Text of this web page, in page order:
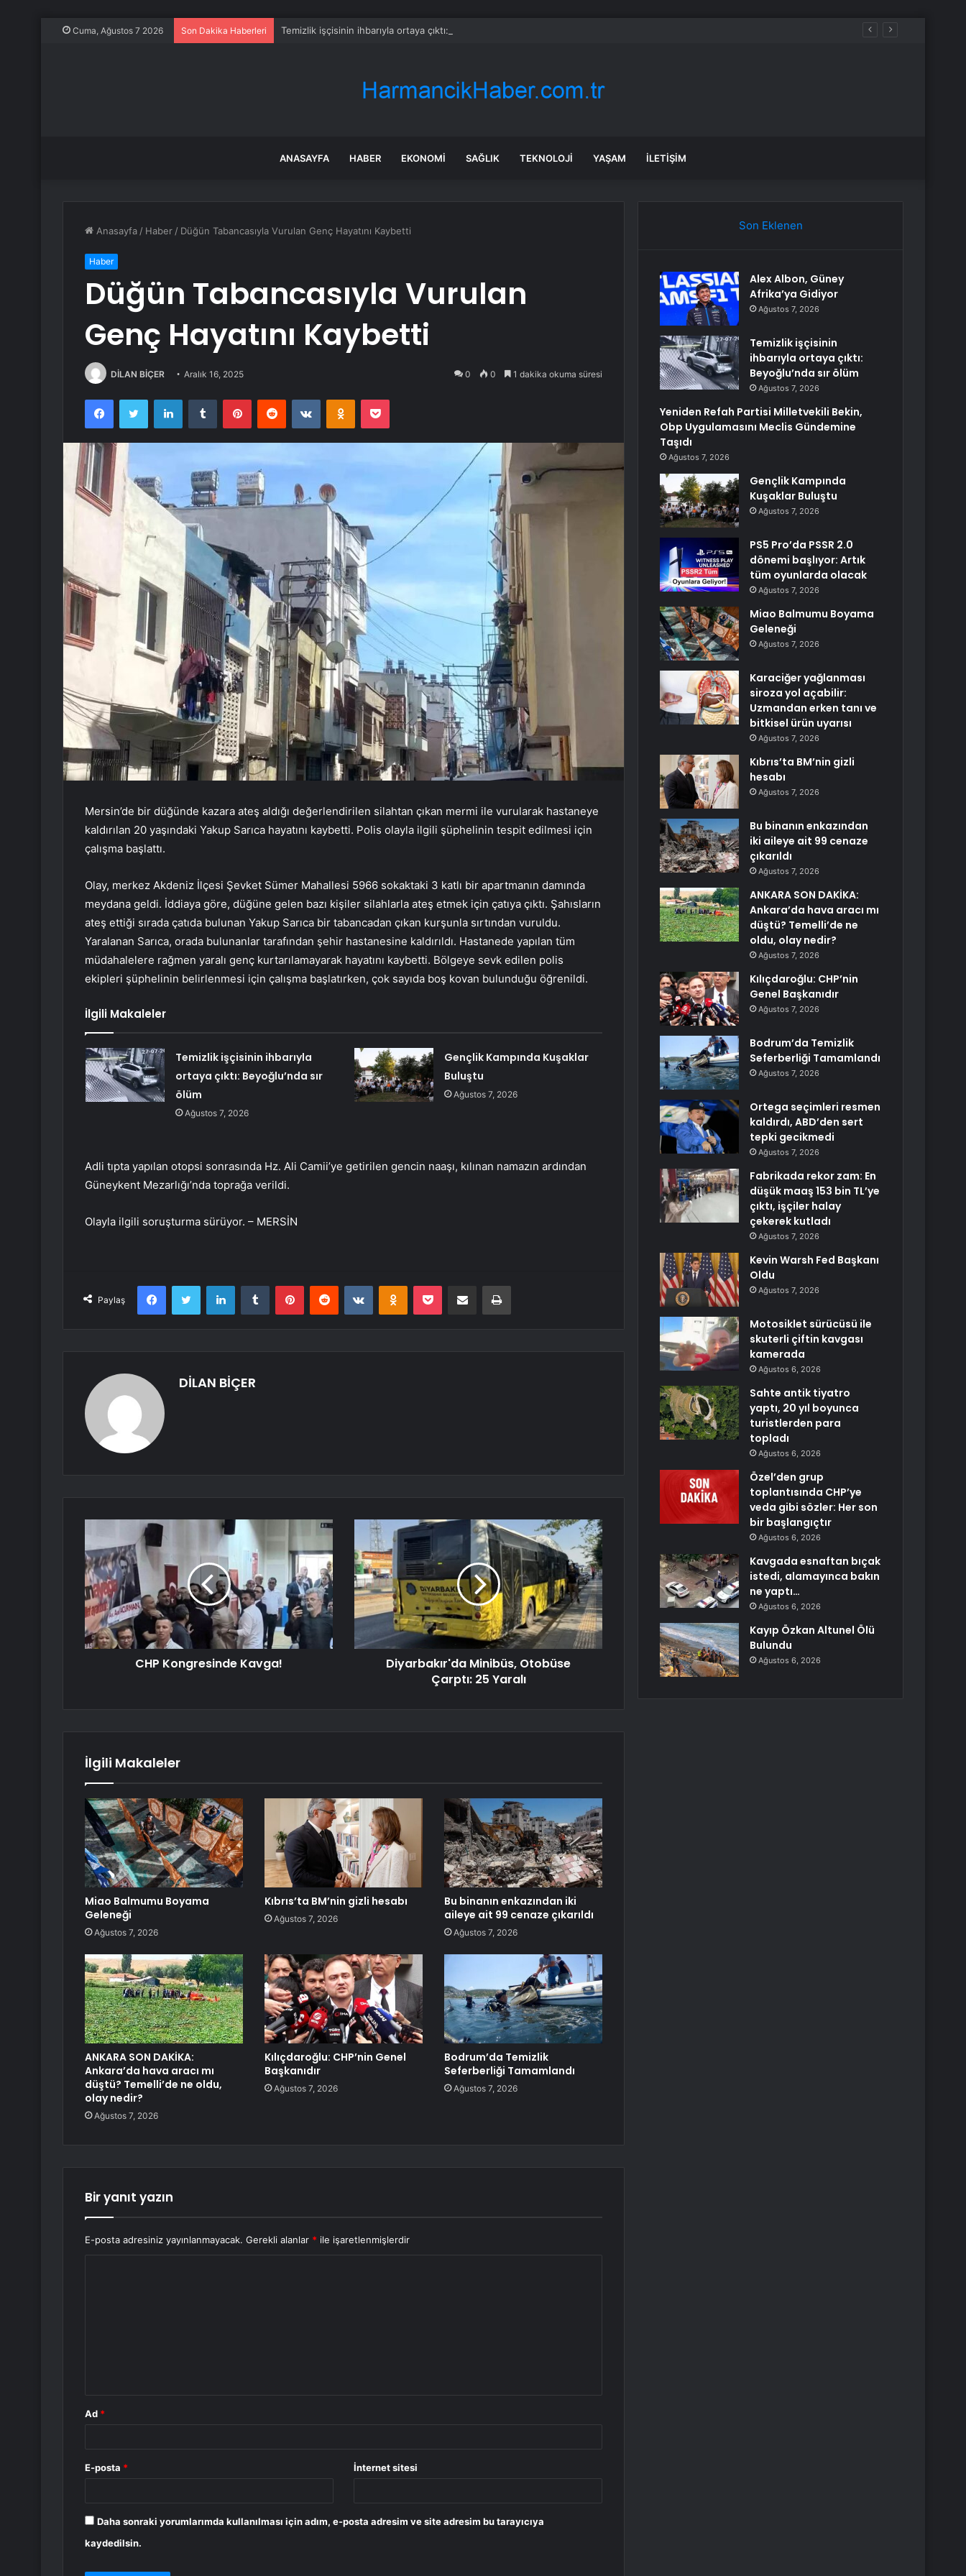
Cuma, Ağustos 7 2026 Son Dakika Haberleri Temizlik işçisinin ihbarıyla ortaya çıktı: Beyoğlu’nda sır ölüm
ANASAYFA HABER EKONOMI SAĞLIK TEKNOLOJI YAŞAM İLETIŞIM
Anasayfa / Haber / Düğün Tabancasıyla Vurulan Genç Hayatını Kaybetti
Haber
Düğün Tabancasıyla Vurulan
Genç Hayatını Kaybetti
DİLAN BİÇER Aralık 16, 2025 0 0 1 dakika okuma süresi
FacebookTwitter LinkedInTumblr PinterestReddit VKontakteOdnoklassniki
Pocket
Mersin’de bir düğünde kazara ateş aldığı değerlendirilen silahtan çıkan mermi ile vurularak hastaneye
kaldırılan 20 yaşındaki Yakup Sarıca hayatını kaybetti. Polis olayla ilgili şüphelinin tespit edilmesi için
çalışma başlattı.
Olay, merkez Akdeniz İlçesi Şevket Sümer Mahallesi 5966 sokaktaki 3 katlı bir apartmanın damında
meydana geldi. İddiaya göre, düğüne gelen bazı kişiler silahlarla ateş etmek için çatıya çıktı. Şahısların
ateş ettiği sırada çatıda bulunan Yakup Sarıca bir tabancadan çıkan kurşunla sırtından vuruldu.
Yaralanan Sarıca, orada bulunanlar tarafından şehir hastanesine kaldırıldı. Hastanede yapılan tüm
müdahalelere rağmen yaralı genç kurtarılamayarak hayatını kaybetti. Bölgeye sevk edilen polis
ekipleri şüphelinin belirlenmesi için çalışma başlatırken, çok sayıda boş kovan bulunduğu öğrenildi.
İlgili Makaleler
Temizlik işçisinin ihbarıyla
ortaya çıktı: Beyoğlu’nda sır
ölüm
Ağustos 7, 2026
Gençlik Kampında Kuşaklar
Buluştu
Ağustos 7, 2026
Adli tıpta yapılan otopsi sonrasında Hz. Ali Camii’ye getirilen gencin naaşı, kılınan namazın ardından
Güneykent Mezarlığı’nda toprağa verildi.
Olayla ilgili soruşturma sürüyor. – MERSİN
Paylaş
FacebookTwitter LinkedInTumblr PinterestReddit VKontakteOdnoklassniki
Pocket E-Posta ile paylaş Yazdır
DİLAN BİÇER
CHP Kongresinde Kavga!
Diyarbakır'da Minibüs, Otobüse
Çarptı: 25 Yaralı
İlgili Makaleler
Miao Balmumu Boyama
Geleneği
Ağustos 7, 2026
Kıbrıs’ta BM’nin gizli hesabı
Ağustos 7, 2026
Bu binanın enkazından iki
aileye ait 99 cenaze çıkarıldı
Ağustos 7, 2026
ANKARA SON DAKİKA:
Ankara’da hava aracı mı
düştü? Temelli’de ne oldu,
olay nedir?
Ağustos 7, 2026
Kılıçdaroğlu: CHP’nin Genel
Başkanıdır
Ağustos 7, 2026
Bodrum’da Temizlik
Seferberliği Tamamlandı
Ağustos 7, 2026
Bir yanıt yazın
E-posta adresiniz yayınlanmayacak. Gerekli alanlar * ile işaretlenmişlerdir
Ad *
E-posta * İnternet sitesi
Daha sonraki yorumlarımda kullanılması için adım, e-posta adresim ve site adresim bu tarayıcıya
kaydedilsin.
Son Eklenen
Alex Albon, Güney
Afrika’ya Gidiyor
Ağustos 7, 2026
Temizlik işçisinin
ihbarıyla ortaya çıktı:
Beyoğlu’nda sır ölüm
Ağustos 7, 2026
Yeniden Refah Partisi Milletvekili Bekin,
Obp Uygulamasını Meclis Gündemine
Taşıdı
Ağustos 7, 2026
Gençlik Kampında
Kuşaklar Buluştu
Ağustos 7, 2026
PS5 Pro’da PSSR 2.0
dönemi başlıyor: Artık
tüm oyunlarda olacak
Ağustos 7, 2026
Miao Balmumu Boyama
Geleneği
Ağustos 7, 2026
Karaciğer yağlanması
siroza yol açabilir:
Uzmandan erken tanı ve
bitkisel ürün uyarısı
Ağustos 7, 2026
Kıbrıs’ta BM’nin gizli
hesabı
Ağustos 7, 2026
Bu binanın enkazından
iki aileye ait 99 cenaze
çıkarıldı
Ağustos 7, 2026
ANKARA SON DAKİKA:
Ankara’da hava aracı mı
düştü? Temelli’de ne
oldu, olay nedir?
Ağustos 7, 2026
Kılıçdaroğlu: CHP’nin
Genel Başkanıdır
Ağustos 7, 2026
Bodrum’da Temizlik
Seferberliği Tamamlandı
Ağustos 7, 2026
Ortega seçimleri resmen
kaldırdı, ABD’den sert
tepki gecikmedi
Ağustos 7, 2026
Fabrikada rekor zam: En
düşük maaş 153 bin TL’ye
çıktı, işçiler halay
çekerek kutladı
Ağustos 7, 2026
Kevin Warsh Fed Başkanı
Oldu
Ağustos 7, 2026
Motosiklet sürücüsü ile
skuterli çiftin kavgası
kamerada
Ağustos 6, 2026
Sahte antik tiyatro
yaptı, 20 yıl boyunca
turistlerden para
topladı
Ağustos 6, 2026
Özel’den grup
toplantısında CHP’ye
veda gibi sözler: Her son
bir başlangıçtır
Ağustos 6, 2026
Kavgada esnaftan bıçak
istedi, alamayınca bakın
ne yaptı…
Ağustos 6, 2026
Kayıp Özkan Altunel Ölü
Bulundu
Ağustos 6, 2026